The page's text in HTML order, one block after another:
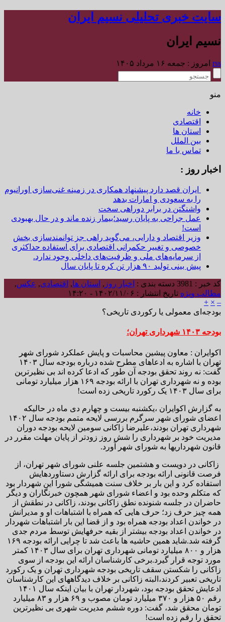
سایت خبری تحلیلی نسیم ایران
نسیم ایران
rss امروز : جمعه ۱۶ مرداد ۱۴۰۵
منو
خانه
اقتصادی
استان ها
بین الملل
تماس با ما
اخبار روز :
ایران قصد دارد پیشنهاد همکاری در زمینه غنی‌سازی اورانیوم
را به سعودی و امارات بدهد
واشنگتن در برابر دوراهی سخت
عمل جراحی به پایان رسید؛بیمار زنده ماند و در حال بهبودی
است!
وزیر اقتصاد و دارایی، می‌گوید راهی جز توانمندسازی بخش
خصوصی و تغییر حکمرانی اقتصادی برای استفاده حداکثری
از سرمایه‌های ملی و ظرفیت‌های داخلی وجود ندارد.
پیش بینی تولید ۹۰ هزار تن کره تا پایان سال
کد خبر : 3981 دسته بندی : اخبار روز , استان ها, اقتصادی, عکس,
مطالب ویژه تاریخ انتشار : ۱۴۰۲/۱۱/۰۶ - ۱۴:۲۰
–
×
+
بودجه‌ای معمولی یا رکوردی تاریخی؟
بودجه ۱۴۰۳ شهرداری تهران؛
اکوایران : معاون پیشین محاسبات و پایش عملکرد شورای شهر
تهران با اشاره به ادعاهای مطرح شده درباره بودجه سال ۱۴۰۳
گفت: نه روند تحقق بودجه آن طور که ادعا کرده اند بی نظیرترین
بوده و نه شهرداری تهران با ارائه بودجه ۱۶۹ هزار میلیارد تومانی
برای سال ۱۴۰۳ یک رکورد تاریخی زده است!
به گزارش اکوایران ،یکشنبه بیست و چهارم دی ماه در حالیکه
اعضای شورای شهر سرگرم بررسی لایحه متمم بودجه سال ۱۴۰۲
شهرداری تهران بودند،علیرضا زاکانی سومین لایحه بودجه دوران
مدیریت خود بر شهرداری را شش روز زودتر از پایان مهلت مقرر در
قانون شهرداریها به شورای شهر آورد.
زاکانی در دویست و هشتمین جلسه علنی شورای شهر تهران، از
فرصت قانونی ارائه بودجه برای ارائه گزارش دستاوردهایش
استفاده کرد و این بار بر خلاف سنت همیشگی شورا این شهردار بود
که متکلم وحده بود و اعضاء شورای شهر همچون خبرنگاران و دیگر
حاضران در جلسه شنونده نطق زاکانی بودند، زاکانی در نطقش از
همه چیز حرف زد؛ حرف هایی که همراه با اشتباهات او و مدیرانش
در خواندن اعداد بودجه همراه بود و از قضا این بار اشتباهات شهردار
در خواندن اعداد بودجه بیشتر از بقیه حرفهایش توسط مردم جدی
گرفته شد.شاید همین حاشیه ها باعث شد تا چرایی ارائه بودجه ۱۶۹
هزار و ۸۰۰ میلیارد تومانی شهرداری تهران برای سال ۱۴۰۳ کمتر
مورد توجه قرار گیرد.برخی کارشناسان ارائه این بودجه از سوی
زاکانی را شکستن سقف تاریخی بودجه شهرداری تهران و یک رکورد
تاریخی تعبیر کردند،البته زاکانی بر خلاف دیدگاههای این کارشناسان
ادعایش تحقق بودجه بود، شهردار تهران با بیان اینکه سال ۱۴۰۱
رقم ۵۰ هزار و ۳۷۰ میلیارد تومان مصوب و ۶۹ هزار و ۸۳ میلیارد
تومان محقق شد، گفت: دوره ششم مدیریت شهری بی نظیرترین
تحقق را رقم زده است!